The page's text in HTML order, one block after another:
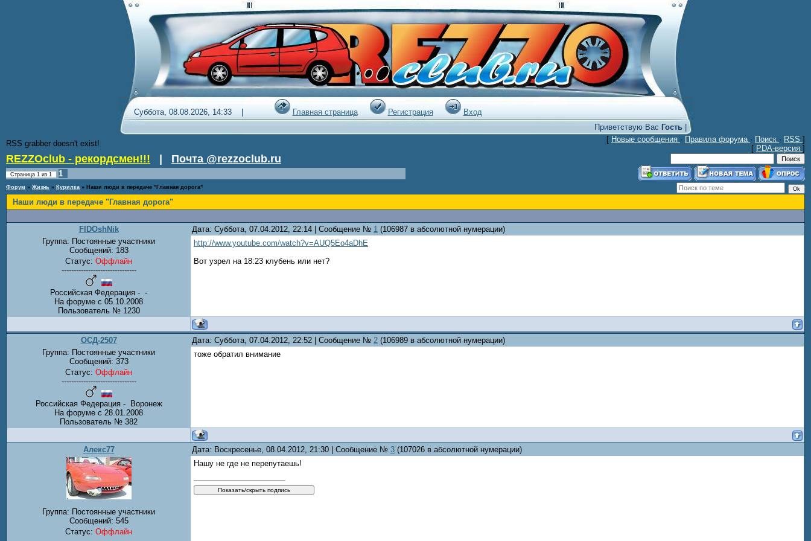
Суббота, 08.08.2026, 14:33 | Главная страница Регистрация
Вход
Приветствую Вас Гость|
RSS grabber doesn't exist!
[ Новые сообщения · Правила форума · Поиск · RSS ]
[ PDA-версия ]
REZZOclub - рекордсмен!!! Почта @rezzoclub.ru
Страница 1 из 1 1
Форум » Жизнь » Курилка » Наши люди в передаче "Главная дорога"
Наши люди в передаче "Главная дорога"
FIDOshNik Дата: Суббота, 07.04.2012, 22:14 | Сообщение № 1 (106987 в абсолютной нумерации)
Группа: Постоянные участники
Сообщений: 183
Статус: Оффлайн
-------------------------------
Российская Федерация - -
На форуме с 05.10.2008
Пользователь № 1230
http://www.youtube.com/watch?v=AUQ5Eo4aDhE
Вот узрел на 18:23 клубень или нет?
ОСД-2507 Дата: Суббота, 07.04.2012, 22:52 | Сообщение № 2 (106989 в абсолютной нумерации)
Группа: Постоянные участники
Сообщений: 373
Статус: Оффлайн
-------------------------------
Российская Федерация - Воронеж
На форуме с 28.01.2008
Пользователь № 382
тоже обратил внимание
Алекс77 Дата: Воскресенье, 08.04.2012, 21:30 | Сообщение № 3 (107026 в абсолютной нумерации)
Группа: Постоянные участники
Сообщений: 545
Статус: Оффлайн
Нашу не где не перепутаешь!